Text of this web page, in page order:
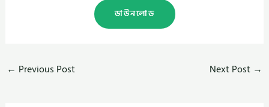
ডাউনলোড
← Previous Post Next Post →